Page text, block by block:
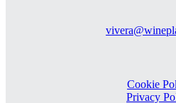
Cookie
Privacy